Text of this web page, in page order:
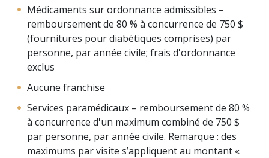
Médicaments sur ordonnance admissibles –
remboursement de 80 % à concurrence de 750 $
(fournitures pour diabétiques comprises) par
personne, par année civile; frais d'ordonnance
exclus
Aucune franchise
Services paramédicaux – remboursement de 80 %
à concurrence d'un maximum combiné de 750 $
par personne, par année civile. Remarque : des
maximums par visite s’appliquent au montant «